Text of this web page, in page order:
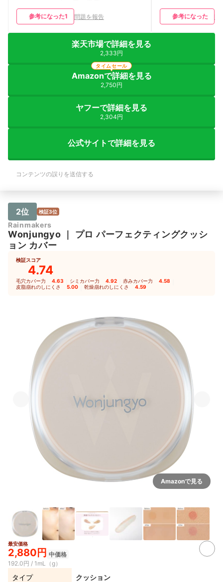
参考になった1 問題を報告 参考になった
楽天市場で詳細を見る
2,333円
Amazonで詳細を見る
2,750円
タイムセール
ヤフーで詳細を見る
2,304円
公式サイトで詳細を見る
コンテンツの誤りを送信する
2位 検証3位
Rainmakers
Wonjungyo ｜ プロ パーフェクティングクッシ
ョン カバー
検証スコア
4.74
毛穴カバー力 4.63 シミカバー力 4.92 赤みカバー力 4.58
皮脂崩れのしにくさ 5.00 乾燥崩れのしにくさ 4.59
Amazonで見る
最安価格
2,880円 中価格
192.0円 / 1mL（g）
タイプ クッション